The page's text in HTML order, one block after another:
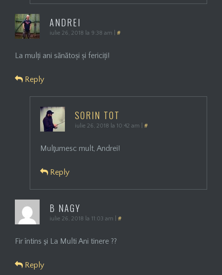
ANDREI
iulie 26, 2018 la 9:38 am #
La mulți ani sănătoși și fericiți!
Reply
SORIN TOT
iulie 26, 2018 la 10:42 am #
Mulţumesc mult, Andrei!
Reply
B NAGY
iulie 26, 2018 la 11:03 am #
Fir întins şi La Multi Ani tinere ??
Reply